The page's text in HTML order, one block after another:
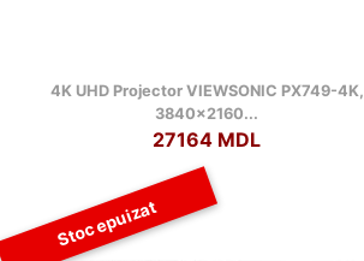
4K UHD Projector VIEWSONIC PX749-4K,
3840x2160...
27164 MDL
Stoc epuizat